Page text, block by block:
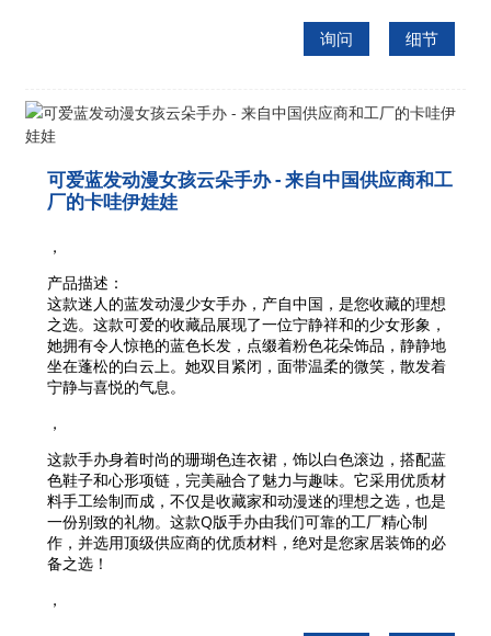
询问 细节
可爱蓝发动漫女孩云朵手办 - 来自中国供应商和工
厂的卡哇伊娃娃
，
产品描述：
这款迷人的蓝发动漫少女手办，产自中国，是您收藏的理想
之选。这款可爱的收藏品展现了一位宁静祥和的少女形象，
她拥有令人惊艳的蓝色长发，点缀着粉色花朵饰品，静静地
坐在蓬松的白云上。她双目紧闭，面带温柔的微笑，散发着
宁静与喜悦的气息。
，
这款手办身着时尚的珊瑚色连衣裙，饰以白色滚边，搭配蓝
色鞋子和心形项链，完美融合了魅力与趣味。它采用优质材
料手工绘制而成，不仅是收藏家和动漫迷的理想之选，也是
一份别致的礼物。这款Q版手办由我们可靠的工厂精心制
作，并选用顶级供应商的优质材料，绝对是您家居装饰的必
备之选！
，